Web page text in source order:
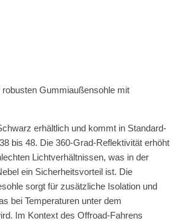
robusten Gummiaußensohle mit
erhältlich und kommt in Standard-
bis 48. Die 360-Grad-Reflektivität erhöht
Lichtverhältnissen, was in der
ein Sicherheitsvorteil ist. Die
sorgt für zusätzliche Isolation und
bei Temperaturen unter dem
Im Kontext des Offroad-Fahrens